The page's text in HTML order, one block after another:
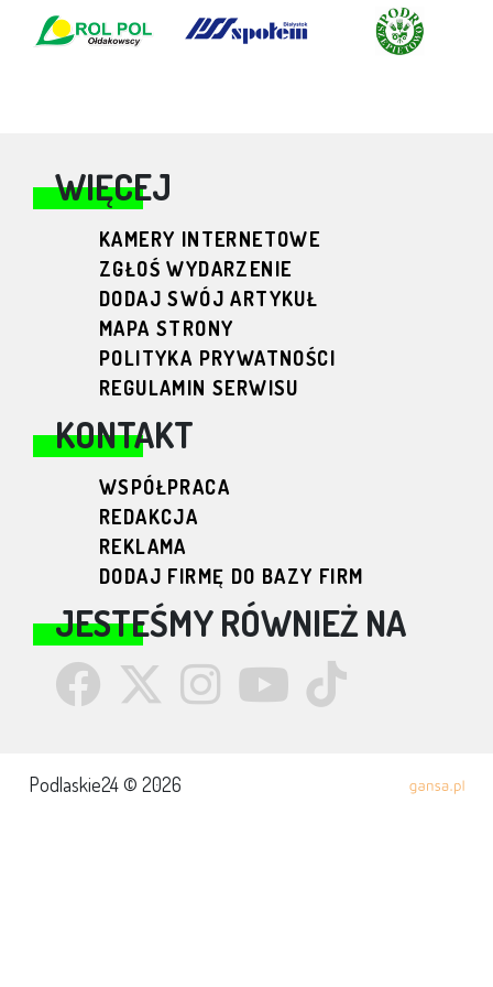
WIĘCEJ
KAMERY INTERNETOWE
ZGŁOŚ WYDARZENIE
DODAJ SWÓJ ARTYKUŁ
MAPA STRONY
POLITYKA PRYWATNOŚCI
REGULAMIN SERWISU
KONTAKT
WSPÓŁPRACA
REDAKCJA
REKLAMA
DODAJ FIRMĘ DO BAZY FIRM
JESTEŚMY RÓWNIEŻ NA
Podlaskie24 © 2026